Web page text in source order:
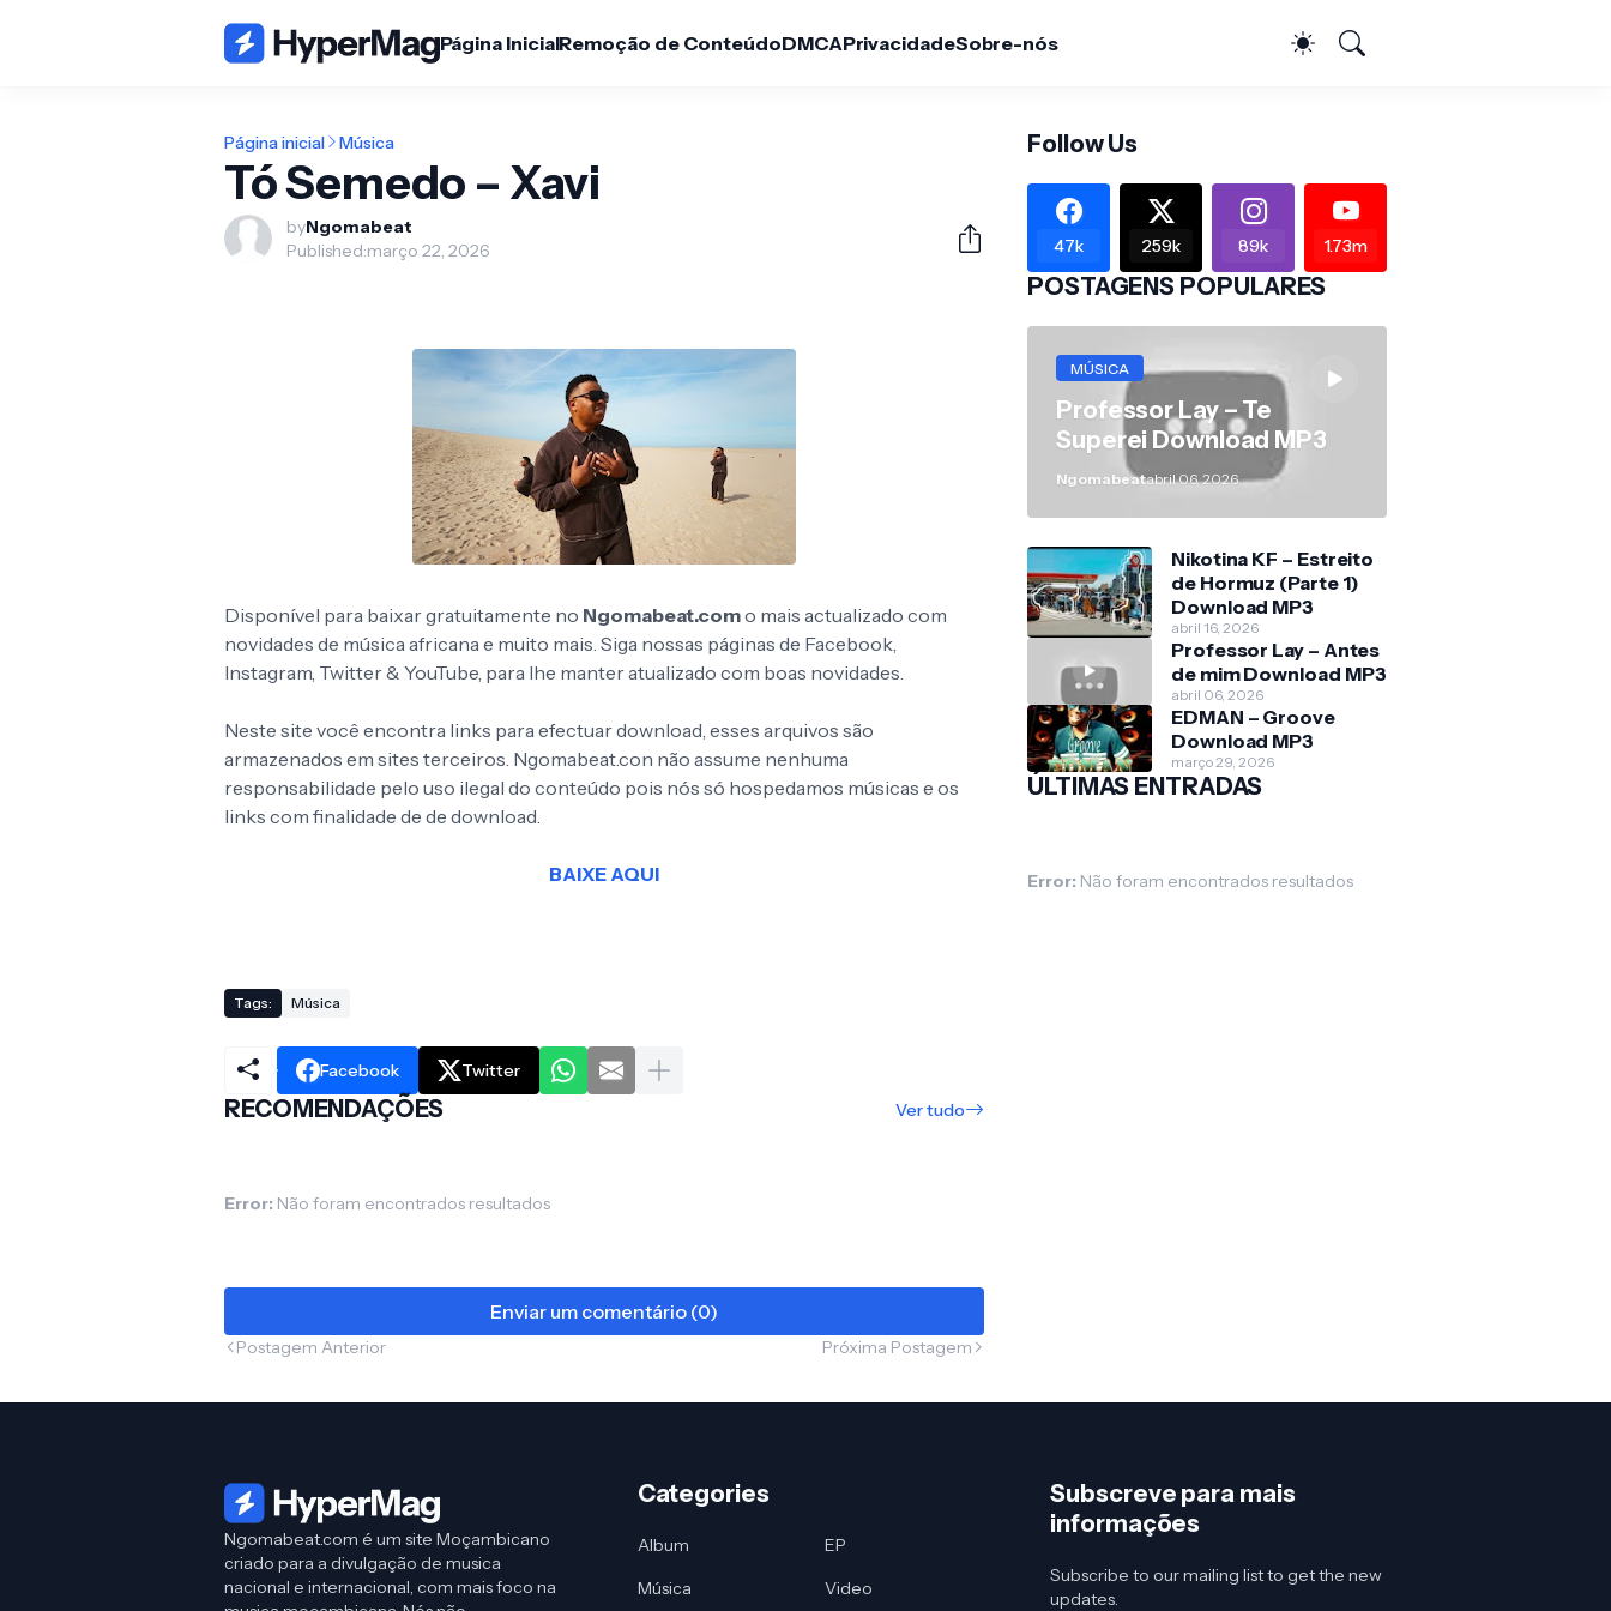
Página InicialRemoção de ConteúdoDMCAPrivacidadeSobre-nós
Página inicial Música
Tó Semedo – Xavi
byNgomabeat
Published:março 22, 2026
Disponível para baixar gratuitamente no Ngomabeat.como mais actualizado com
novidades de música africana e muito mais. Siga nossas páginas de Facebook,
Instagram, Twitter & YouTube, para lhe manter atualizado com boas novidades.
Neste site você encontra links para efectuar download, esses arquivos são
armazenados em sites terceiros. Ngomabeat.con não assume nenhuma
responsabilidade pelo uso ilegal do conteúdo pois nós só hospedamos músicas e os
links com finalidade de de download.
BAIXE AQUI
Tags: Música
Facebook Twitter
RECOMENDAÇÕES Ver tudo
Error: Não foram encontrados resultados
Enviar um comentário (0)
Postagem Anterior Próxima Postagem
Follow Us
47k 259k 89k 1.73m
POSTAGENS POPULARES
MÚSICA
Professor Lay – Te
Superei Download MP3
Ngomabeatabril 06, 2026
Nikotina KF – Estreito
de Hormuz (Parte 1)
Download MP3
abril 16, 2026
Professor Lay – Antes
de mim Download MP3
abril 06, 2026
EDMAN – Groove
Download MP3
março 29, 2026
ÚLTIMAS ENTRADAS
Error: Não foram encontrados resultados
Ngomabeat.com é um site Moçambicano
criado para a divulgação de musica
nacional e internacional, com mais foco na
Categories
Album
EP
Música
Video
Subscreve para mais
informações
Subscribe to our mailing list to get the new
updates.